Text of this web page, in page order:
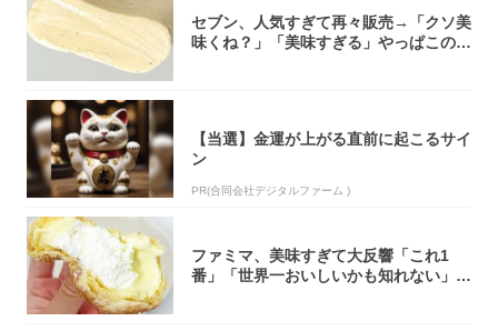
セブン、人気すぎて再々販売→「クソ美
味くね？」「美味すぎる」やっぱこのク
【当選】金運が上がる直前に起こるサイ
ン
PR(合同会社デジタルファーム )
ファミマ、美味すぎて大反響「これ1
番」「世界一おいしいかも知れない」